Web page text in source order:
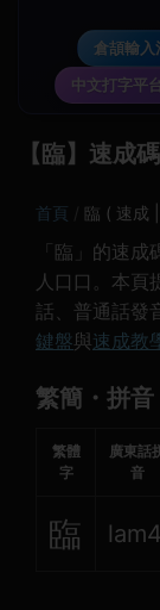
倉頡輸入
中文打字平
【臨】速成
首頁 臨 ( 速成
「臨」的速成
人口口。本頁
話、普通話發
鍵盤與速成教
繁簡・拼
繁體
字
廣東話
音
臨 lam4